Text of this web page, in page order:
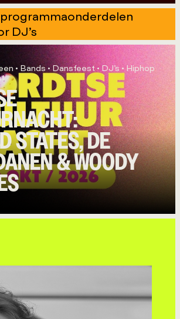
DJ’s
• Bands • Dansfeest • DJ’s • Hiphop
STATES, DE
& WOODY